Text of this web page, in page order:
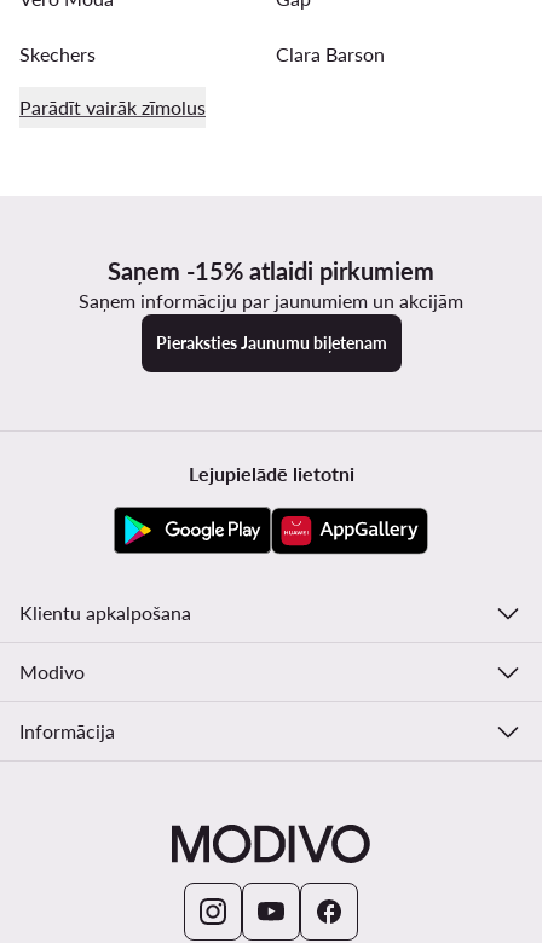
Skechers Clara Barson
Parādīt vairāk zīmolus
Saņem -15% atlaidi pirkumiem
Saņem informāciju par jaunumiem un akcijām
Pieraksties Jaunumu biļetenam
Lejupielādē lietotni
Klientu apkalpošana
Modivo
Informācija